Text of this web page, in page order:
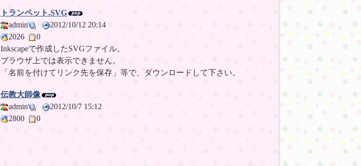
トランペット.SVG
admin
2012/10/12 20:14
2026
0
Inkscapeで作成したSVGファイル。
ブラウザ上では表示できません。
「名前を付けてリンク先を保存」等で、ダウンロードして下さい。
伝教大師像
admin
2012/10/7 15:12
2800
0